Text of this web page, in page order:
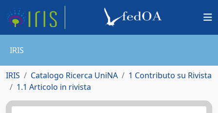
IRIS
IRIS Catalogo Ricerca UniNA
1 Contributo su Rivista
1.1 Articolo in rivista